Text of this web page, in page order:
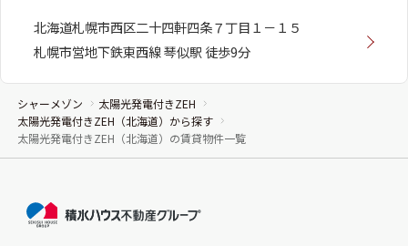
北海道札幌市西区二十四軒四条７丁目１－１５
札幌市営地下鉄東西線 琴似駅 徒歩9分
シャーメゾン
太陽光発電付きZEH
太陽光発電付きZEH（北海道）から探す
太陽光発電付きZEH（北海道）の賃貸物件一覧